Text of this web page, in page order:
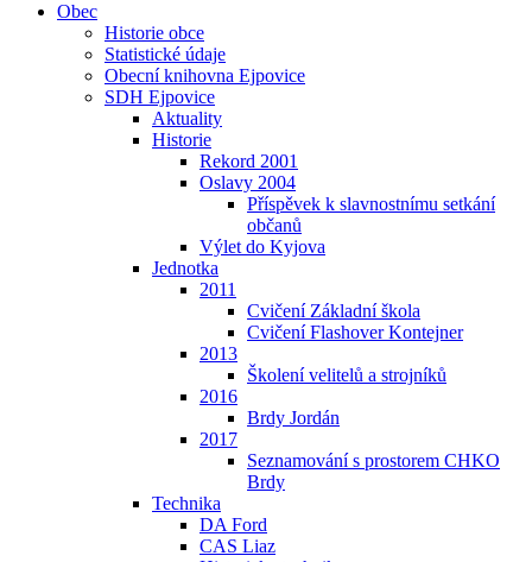
Obec
Historie obce
Statistické údaje
Obecní knihovna Ejpovice
SDH Ejpovice
Aktuality
Historie
Rekord 2001
Oslavy 2004
Příspěvek k slavnostnímu setkání
občanů
Výlet do Kyjova
Jednotka
2011
Cvičení Základní škola
Cvičení Flashover Kontejner
2013
Školení velitelů a strojníků
2016
Brdy Jordán
2017
Seznamování s prostorem CHKO
Brdy
Technika
DA Ford
CAS Liaz